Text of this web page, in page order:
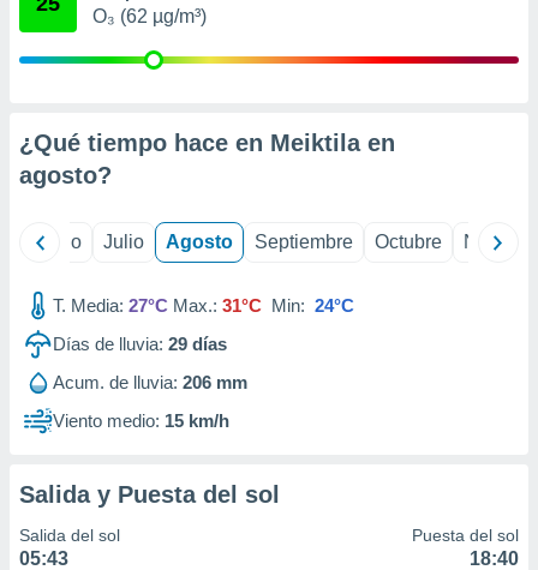
mediante
publicidad
publicidad
1199
O₃ (62 µg/m³)
¿Qué tiempo hace en Meiktila en
agosto?
Junio Julio Agosto Septiembre Octubre
T. Media: 27°C Max.: 31°C Min: 24°C
Días de lluvia: 29 días
Acum. de lluvia: 206 mm
Viento medio: 15 km/h
Salida y Puesta del sol
Salida del sol
05:43
Puesta del sol
18:40